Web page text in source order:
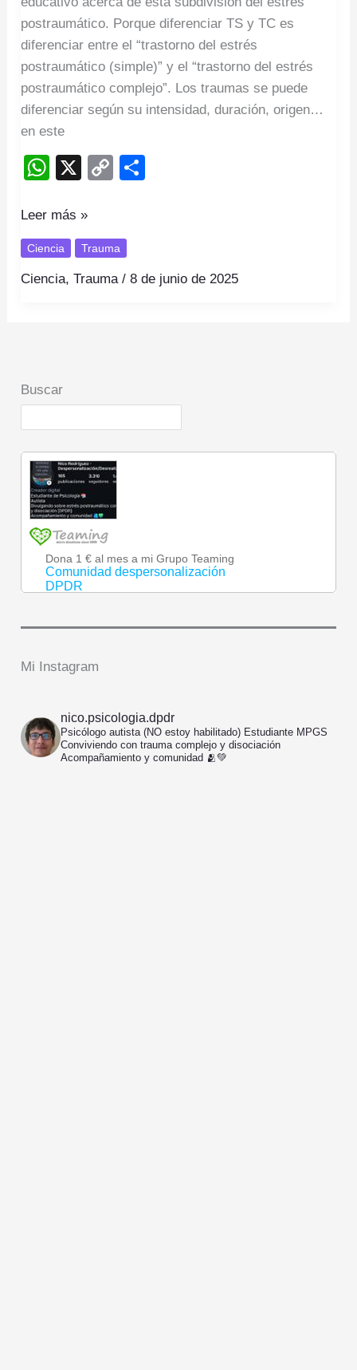
postraumático. Porque diferenciar TS y TC es
diferenciar entre el “trastorno del estrés
postraumático (simple)” y el “trastorno del estrés
postraumático complejo”. Los traumas se puede
diferenciar según su intensidad, duración, origen…
en este
W
at
s
A
X
C
y
Li
Trauma
Complejo
(TC)
Leer más »
Ciencia Trauma
Ciencia,Trauma /8 de junio de 2025
Buscar
Mi Instagram
nico.psicologia.dpdr
Psicólogo autista (NO estoy habilitado) Estudiante MPGS
Conviviendo con trauma complejo y disociación
Acompañamiento y comunidad 🫂💚